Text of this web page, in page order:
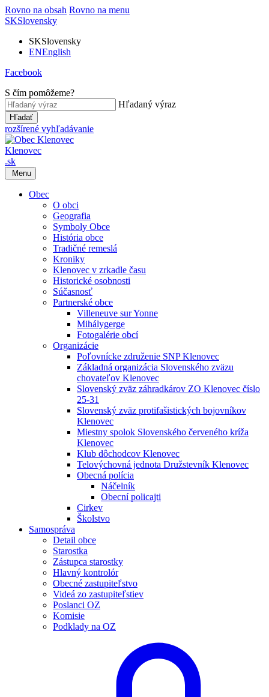
Rovno na obsah Rovno na menu
SKSlovensky
SKSlovensky
ENEnglish
Facebook
S čím pomôžeme?
Hľadaný výraz
Hľadať
rozšírené vyhľadávanie
Klenovec
.sk
Menu
Obec
O obci
Geografia
Symboly Obce
História obce
Tradičné remeslá
Kroniky
Klenovec v zrkadle času
Historické osobnosti
Súčasnosť
Partnerské obce
Villeneuve sur Yonne
Mihálygerge
Fotogalérie obcí
Organizácie
Poľovnícke združenie SNP Klenovec
Základná organizácia Slovenského zväzu
chovateľov Klenovec
Slovenský zväz záhradkárov ZO Klenovec číslo
25-31
Slovenský zväz protifašistických bojovníkov
Klenovec
Miestny spolok Slovenského červeného kríža
Klenovec
Klub dôchodcov Klenovec
Telovýchovná jednota Družstevník Klenovec
Obecná polícia
Náčelník
Obecní policajti
Cirkev
Školstvo
Samospráva
Detail obce
Starostka
Zástupca starostky
Hlavný kontrolór
Obecné zastupiteľstvo
Videá zo zastupiteľstiev
Poslanci OZ
Komisie
Podklady na OZ